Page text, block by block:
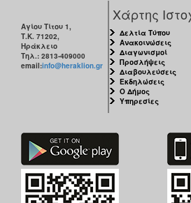
Αγίου Τίτου 1,
Τ.Κ. 71202,
Ηράκλειο
Τηλ.: 2813-409000
email:info@heraklion.gr
Χάρτης
Δελτία Τύπου
Ανακοινώσεις
Διαγωνισμοί
Προσλήψεις
Διαβουλεύσεις
Εκδηλώσεις
Ο Δήμος
Υπηρεσίες